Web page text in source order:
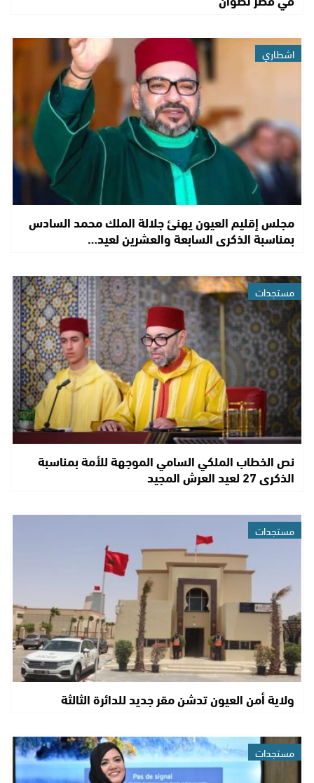
اشطاري
مجلس إقليم العيون يهنئ جلالة الملك محمد السادس
بمناسبة الذكرى السابعة والعشرين لعيد…
مستجدات
نص الخطاب الملكي السامي الموجهة للأمة بمناسبة
الذكرى 27 لعيد العرش المجيد
مستجدات
ولاية أمن العيون تدشن مقر جديد للدائرة الثالثة
مستجدات